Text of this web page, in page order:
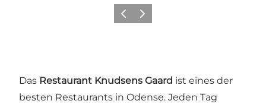
ZurückWeiter
Das Restaurant Knudsens Gaard ist eines der
besten Restaurants in Odense. Jeden Tag